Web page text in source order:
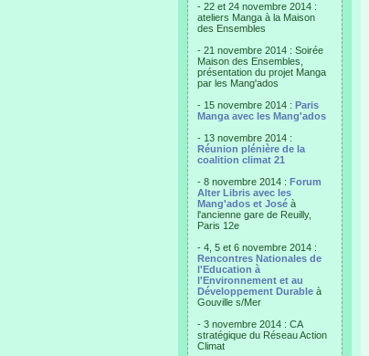
- 22 et 24 novembre 2014 :
ateliers Manga à la Maison
des Ensembles
- 21 novembre 2014 : Soirée
Maison des Ensembles,
présentation du projet Manga
par les Mang'ados
- 15 novembre 2014 : Paris
Manga avec les Mang'ados
- 13 novembre 2014 :
Réunion plénière de la
coalition climat 21
- 8 novembre 2014 : Forum
Alter Libris avec les
Mang'ados et José à
l'ancienne gare de Reuilly,
Paris 12e
- 4, 5 et 6 novembre 2014 :
Rencontres Nationales de
l'Education à
l'Environnement et au
Développement Durable à
Gouville s/Mer
- 3 novembre 2014 : CA
stratégique du Réseau Action
Climat